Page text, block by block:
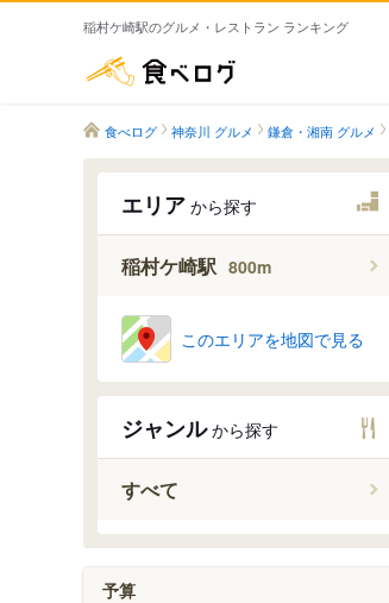
稲村ケ崎駅のグルメ・レストラン ランキング
食べログ 神奈川 グルメ 鎌倉・湘南 グルメ
エリア から探す
稲村ケ崎駅 800m
このエリアを地図で見る
ジャンルから探す
すべて
予算